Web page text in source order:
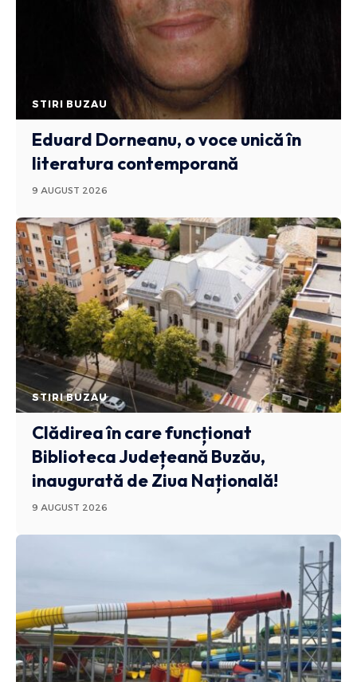
STIRI BUZAU
Eduard Dorneanu, o voce unică în
literatura contemporană
9 AUGUST 2026
STIRI BUZAU
Clădirea în care funcționat
Biblioteca Județeană Buzău,
inaugurată de Ziua Națională!
9 AUGUST 2026